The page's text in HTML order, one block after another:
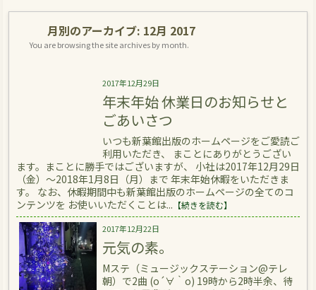
月別のアーカイブ: 12月 2017
You are browsing the site archives by month.
2017年12月29日
年末年始 休業日のお知らせと
ごあいさつ
いつも新葉館出版のホームページをご愛読ご
利用いただき、 まことにありがとうござい
ます。まことに勝手ではございますが、 小社は2017年12月29日
（金）～2018年1月8日（月）まで 年末年始休暇をいただきま
す。 なお、休暇期間中も新葉館出版のホームページの全てのコ
ンテンツを お使いいただくことは... 【続きを読む】
2017年12月22日
元気の素。
Mステ（ミュージックステーション@テレ
朝）で2曲 (o´∀｀o) 19時から2時半余、待